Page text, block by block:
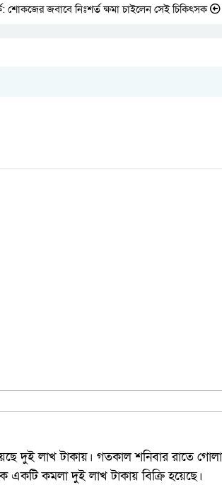
জবাবে নিঃশর্ত ক্ষমা চাইলেন সেই চিকিৎসক
দুই লাখ টাকায়। গতকাল শনিবার রাতে
একটি কমলা দুই লাখ টাকায় বিক্রি হয়েছে।